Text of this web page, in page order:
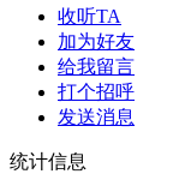
收听TA
加为好友
给我留言
打个招呼
发送消息
统计信息